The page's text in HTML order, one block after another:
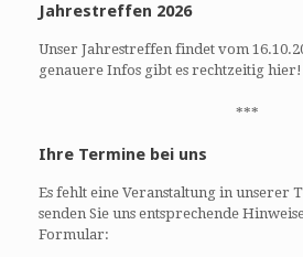
Jahrestreffen 2026
Unser Jahrestreffen findet vom
genauere Infos gibt es rechtzeitig hier!
***
Ihre Termine bei uns
Es fehlt eine Veranstaltung in unserer
senden Sie uns entsprechende
Formular: